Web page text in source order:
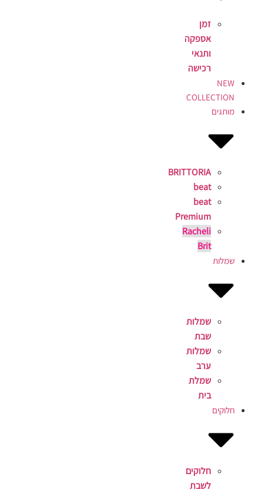
זמן
אספקה
ותנאי
רכישה
NEW
COLLECTION
מותגים
BRITTORIA
beat
beat
Premium
Racheli
Brit
שמלות
שמלות
שבת
שמלות
ערב
שמלת
בית
חלוקים
חלוקים
לשבת